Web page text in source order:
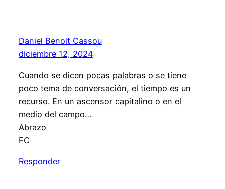
Daniel Benoit Cassou
diciembre 12, 2024
Cuando se dicen pocas palabras o se tiene
poco tema de conversación, el tiempo es un
recurso. En un ascensor capitalino o en el
medio del campo…
Abrazo
FC
Responder